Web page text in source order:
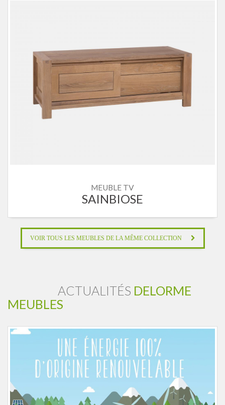
MEUBLE TV
SAINBIOSE
VOIR TOUS LES MEUBLES DE LA MÊME COLLECTION
ACTUALITÉS DELORME
MEUBLES